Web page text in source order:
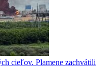
cieľov. Plamene zachvátili